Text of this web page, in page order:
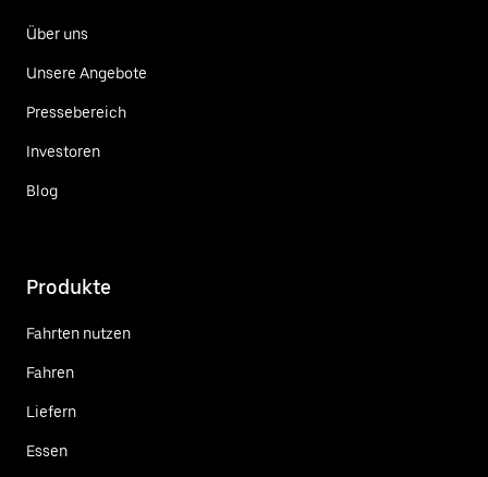
Über uns
Unsere Angebote
Pressebereich
Investoren
Blog
Produkte
Fahrten nutzen
Fahren
Liefern
Essen